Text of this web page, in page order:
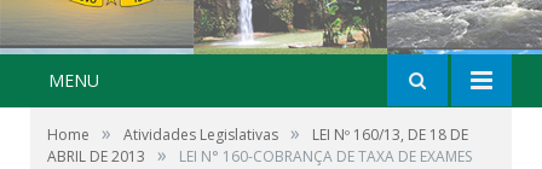
MENU
Home » Atividades Legislativas »
LEI Nº 160/13, DE 18 DE
ABRIL DE 2013
» LEI N° 160-COBRANÇA DE TAXA DE EXAMES